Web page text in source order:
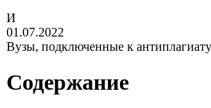
И
01.07.2022
Вузы, подключенные к антиплагиату
Содержание